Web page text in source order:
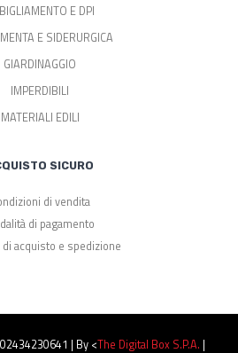
E DPI
E SIDERURGICA
GIARDINAGGIO
IMPERDIBILI
MATERIALI EDILI
SICURO
di vendita
di pagamento
di acquisto e spedizione
| By <The Digital Box S.p.a. |